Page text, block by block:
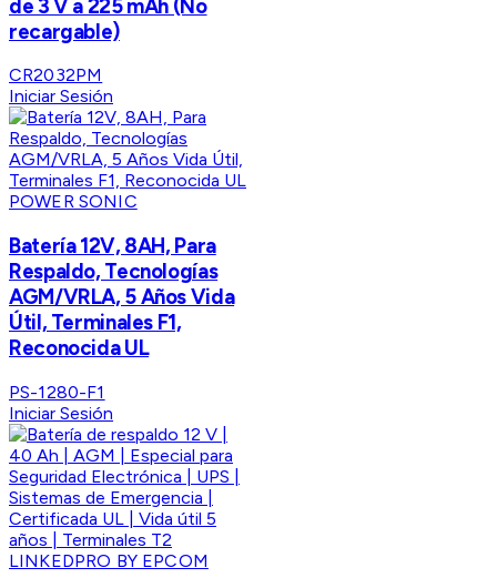
de 3 V a 225 mAh (No
recargable)
CR2032PM
Iniciar Sesión
POWER SONIC
Batería 12V, 8AH, Para
Respaldo, Tecnologías
AGM/VRLA, 5 Años Vida
Útil, Terminales F1,
Reconocida UL
PS-1280-F1
Iniciar Sesión
LINKEDPRO BY EPCOM